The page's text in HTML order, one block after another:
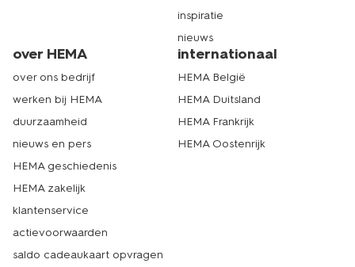
inspiratie
nieuws
over HEMA
over ons bedrijf
werken bij HEMA
duurzaamheid
nieuws en pers
HEMA geschiedenis
HEMA zakelijk
klantenservice
actievoorwaarden
saldo cadeaukaart opvragen
internationaal
HEMA België
HEMA Duitsland
HEMA Frankrijk
HEMA Oostenrijk